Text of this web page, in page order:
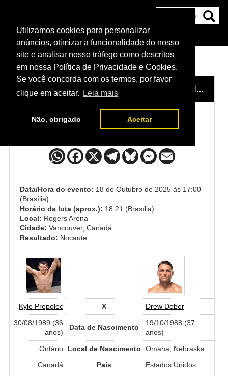
Utilizamos cookies para personalizar
anúncios, otimizar a funcionalidade do nosso
site e analisar nosso tráfego como descritos
em nossa Política de Privacidade e Cookies.
Se você concorda com os termos, por favor
clique em aceitar.
Leia mais
Não, obrigado Aceitar
NOTÍCIAS
HOME EVENTO / UFC FIGHT NIGHT: DE RIDDER VS. ALLEN
Kyle Prepolec x Drew Dober
Data/Hora do evento: 18 de Outubro de 2025 às 17:00
(Brasília)
Horário da luta (aprox.): 18:21 (Brasília)
Local: Rogers Arena
Cidade: Vancouver, Canadá
Resultado: Nocaute
Kyle Prepolec X
Drew Dober
30/08/1989 (36
anos)
Data de Nascimento
19/10/1988 (37
anos)
Ontário
Local de Nascimento
Omaha, Nebraska
Canadá
País
Estados Unidos